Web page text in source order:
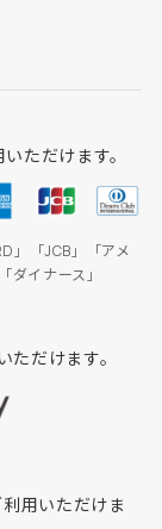
ただけます。
」「JCB」「アメ
ダイナース」
ただけます。
用いただけま